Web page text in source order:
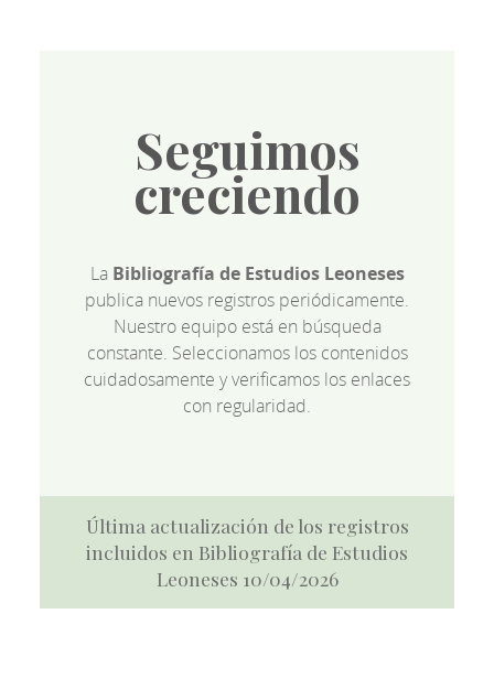
Seguimos
creciendo
La Bibliografía de Estudios Leoneses
publica nuevos registros periódicamente.
Nuestro equipo está en búsqueda
constante. Seleccionamos los contenidos
cuidadosamente y verificamos los enlaces
con regularidad.
Última actualización de los registros
incluidos en Bibliografía de Estudios
Leoneses 10/04/2026